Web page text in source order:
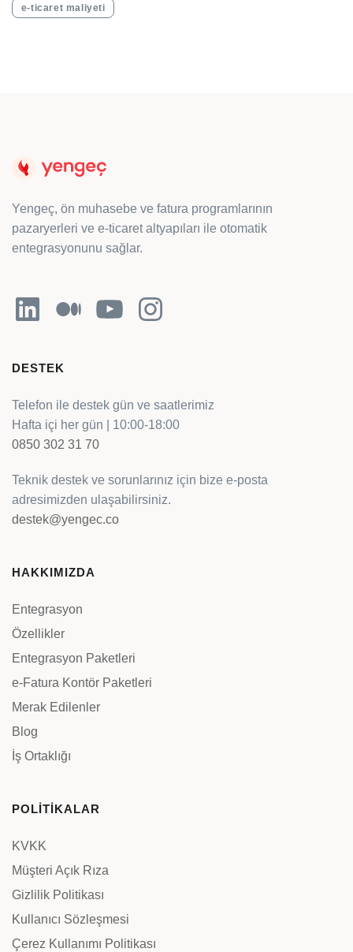
e-ticaret maliyeti
Yengeç, ön muhasebe ve fatura programlarının
pazaryerleri ve e-ticaret altyapıları ile otomatik
entegrasyonunu sağlar.
LinkedInOrta YouTubeInstagram
DESTEK
Telefon ile destek gün ve saatlerimiz
Hafta içi her gün | 10:00-18:00
0850 302 31 70
Teknik destek ve sorunlarınız için bize e-posta
adresimizden ulaşabilirsiniz.
destek@yengec.co
HAKKIMIZDA
Entegrasyon
Özellikler
Entegrasyon Paketleri
e-Fatura Kontör Paketleri
Merak Edilenler
Blog
İş Ortaklığı
POLİTİKALAR
KVKK
Müşteri Açık Rıza
Gizlilik Politikası
Kullanıcı Sözleşmesi
Çerez Kullanımı Politikası